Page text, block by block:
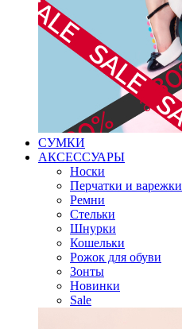
СУМКИ
АКСЕССУАРЫ
Носки
Перчатки и варежки
Ремни
Стельки
Шнурки
Кошельки
Рожок для обуви
Зонты
Новинки
Sale